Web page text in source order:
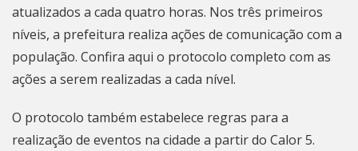
atualizados a cada quatro horas. Nos três primeiros
níveis, a prefeitura realiza ações de comunicação com a
população. Confira aqui o protocolo completo com as
ações a serem realizadas a cada nível.
O protocolo também estabelece regras para a
realização de eventos na cidade a partir do Calor 5.